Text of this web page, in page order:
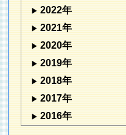
2022年
2021年
2020年
2019年
2018年
2017年
2016年